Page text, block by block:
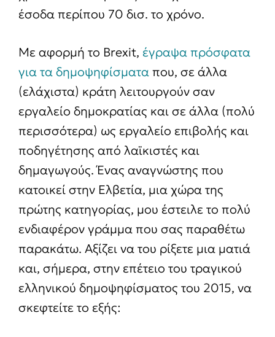
έσοδα περίπου 70 δισ. το χρόνο.
Με αφορμή το Brexit, έγραψα πρόσφατα
για τα δημοψηφίσματαπου, σε άλλα
(ελάχιστα) κράτη λειτουργούν σαν
εργαλείο δημοκρατίας και σε άλλα (πολύ
περισσότερα) ως εργαλείο επιβολής και
ποδηγέτησης από λαϊκιστές και
δημαγωγούς. Ένας αναγνώστης που
κατοικεί στην Ελβετία, μια χώρα της
πρώτης κατηγορίας, μου έστειλε το πολύ
ενδιαφέρον γράμμα που σας παραθέτω
παρακάτω. Αξίζει να του ρίξετε μια ματιά
και, σήμερα, στην επέτειο του τραγικού
ελληνικού δημοψηφίσματος του 2015, να
σκεφτείτε το εξής: